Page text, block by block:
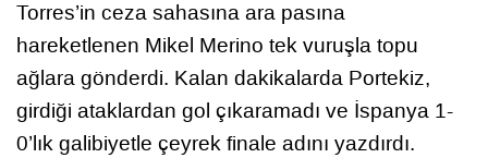
Torres’in ceza sahasına ara pasına
hareketlenen Mikel Merino tek vuruşla topu
ağlara gönderdi. Kalan dakikalarda Portekiz,
girdiği ataklardan gol çıkaramadı ve İspanya 1-
0’lık galibiyetle çeyrek finale adını yazdırdı.